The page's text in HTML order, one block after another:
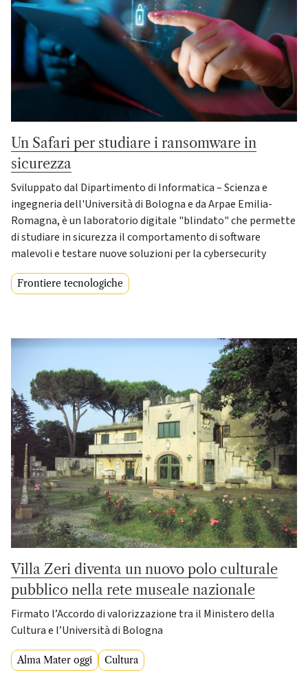
Un Safari per studiare i ransomware in
sicurezza
Sviluppato dal Dipartimento di Informatica – Scienza e
ingegneria dell'Università di Bologna e da Arpae Emilia-
Romagna, è un laboratorio digitale "blindato" che permette
di studiare in sicurezza il comportamento di software
malevoli e testare nuove soluzioni per la cybersecurity
Frontiere tecnologiche
Villa Zeri diventa un nuovo polo culturale
pubblico nella rete museale nazionale
Firmato l’Accordo di valorizzazione tra il Ministero della
Cultura e l’Università di Bologna
Alma Mater oggi Cultura